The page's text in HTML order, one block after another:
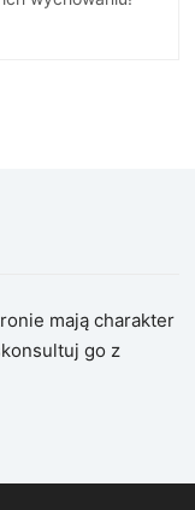
mają charakter
go z